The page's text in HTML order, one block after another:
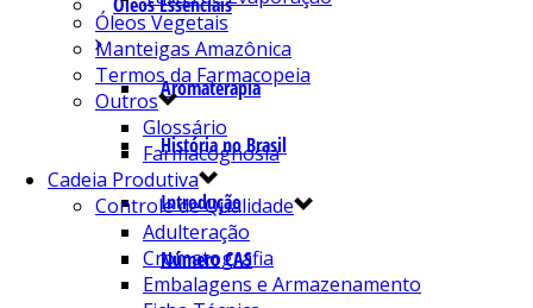
Aromaterapia
História no Brasil
Introdução
Número CAS
Óleos Vegetais
Manteigas Amazônica
Termos da Farmacopeia
Outros
Glossário
Farmacognosia
Cadeia Produtiva
Controle de Qualidade
Adulteração
Cromatografia
Embalagens e Armazenamento